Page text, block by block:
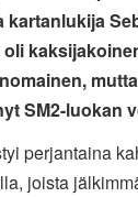
kartanlukija
SM2-luokan
perjantaina
joista